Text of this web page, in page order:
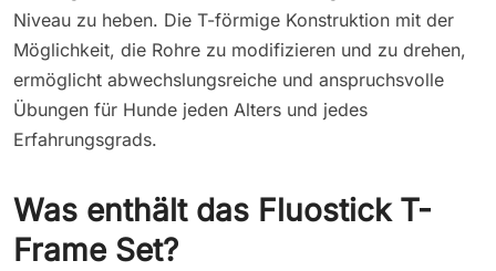
Niveau zu heben. Die T-förmige Konstruktion mit der
Möglichkeit, die Rohre zu modifizieren und zu drehen,
ermöglicht abwechslungsreiche und anspruchsvolle
Übungen für Hunde jeden Alters und jedes
Erfahrungsgrads.
Was enthält das Fluostick T-
Frame Set?